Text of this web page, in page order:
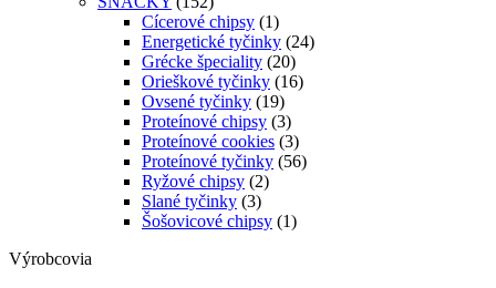
Cícerové chipsy (1)
Energetické tyčinky (24)
Grécke špeciality (20)
Orieškové tyčinky (16)
Ovsené tyčinky (19)
Proteínové chipsy (3)
Proteínové cookies (3)
Proteínové tyčinky (56)
Ryžové chipsy (2)
Slané tyčinky (3)
Šošovicové chipsy (1)
Výrobcovia